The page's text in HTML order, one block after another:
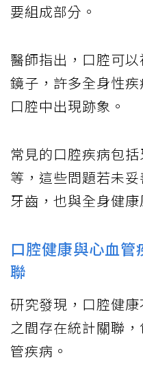
要組成部分。
醫師指出，口腔可
鏡子，許多全身性
口腔中出現跡象。
常見的口腔疾病包括
等，這些問題若未
牙齒，也與全身健康
口腔健康與心血
聯
研究發現，口腔健
之間存在統計關聯
管疾病。